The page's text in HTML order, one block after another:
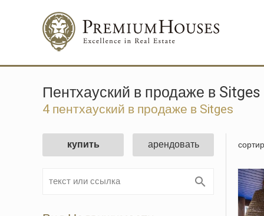
пентхауский в продаже в Sitges
4 пентхауский в продаже в Sitges
купить арендовать